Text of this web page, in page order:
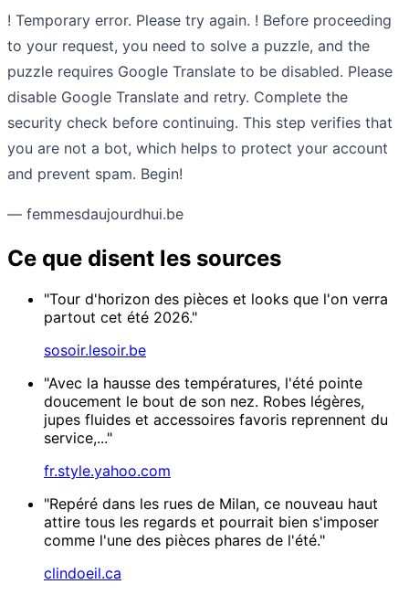
! Temporary error. Please try again. ! Before proceeding
to your request, you need to solve a puzzle, and the
puzzle requires Google Translate to be disabled. Please
disable Google Translate and retry. Complete the
security check before continuing. This step verifies that
you are not a bot, which helps to protect your account
and prevent spam. Begin!
— femmesdaujourdhui.be
Ce que disent les sources
"Tour d'horizon des pièces et looks que l'on verra
partout cet été 2026."
sosoir.lesoir.be
"Avec la hausse des températures, l'été pointe
doucement le bout de son nez. Robes légères,
jupes fluides et accessoires favoris reprennent du
service,..."
fr.style.yahoo.com
"Repéré dans les rues de Milan, ce nouveau haut
attire tous les regards et pourrait bien s'imposer
comme l'une des pièces phares de l'été."
clindoeil.ca